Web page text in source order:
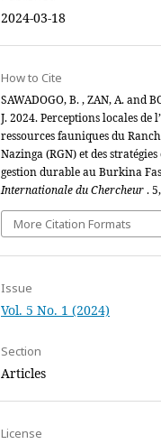
2024-03-18
How to Cite
SAWADOGO, B. , ZAN, A. and
J. 2024. Perceptions locales de
ressources fauniques du
Nazinga (RGN) et des
gestion durable au Burkina
Internationale du Chercheur.
More Citation Formats
Issue
Vol. 5 No. 1 (2024)
Section
Articles
License